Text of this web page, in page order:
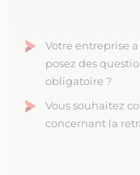
Votre entreprise
posez des
obligatoire ?
Vous souhaitez
concernant la